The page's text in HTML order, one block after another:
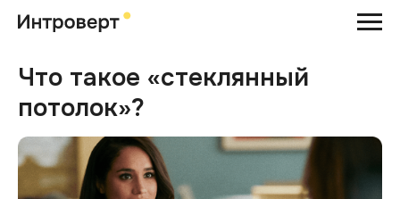
Что такое «стеклянный
потолок»?